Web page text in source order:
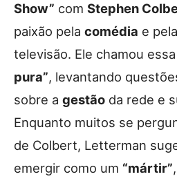
Show” com Stephen
paixão pela comédia e pela
televisão. Ele chamou
pura”, levantando
sobre a gestão da rede e
Enquanto muitos se
de Colbert, Letterman
emergir como um “mártir”